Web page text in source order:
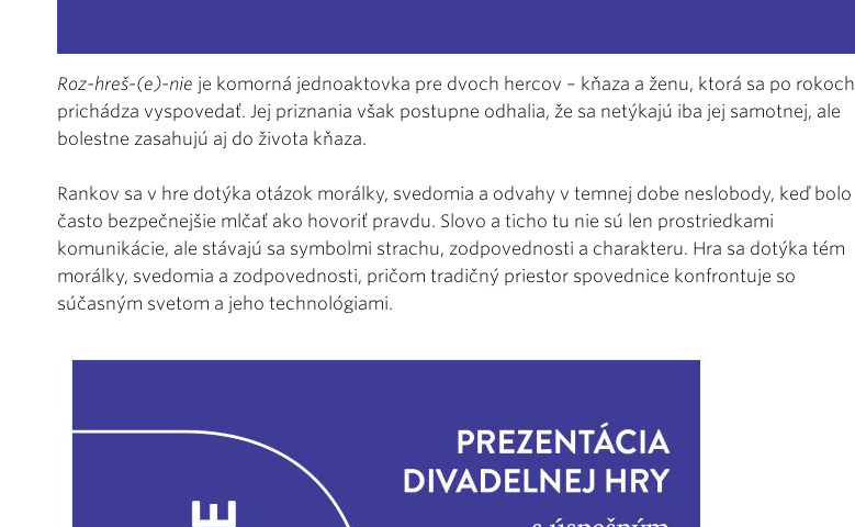
Roz-hreš-(e)-nie je komorná jednoaktovka pre dvoch hercov – kňaza a ženu, ktorá sa po rokoch
prichádza vyspovedať. Jej priznania však postupne odhalia, že sa netýkajú iba jej samotnej, ale
bolestne zasahujú aj do života kňaza.
Rankov sa v hre dotýka otázok morálky, svedomia a odvahy v temnej dobe neslobody, keď bolo
často bezpečnejšie mlčať ako hovoriť pravdu. Slovo a ticho tu nie sú len prostriedkami
komunikácie, ale stávajú sa symbolmi strachu, zodpovednosti a charakteru. Hra sa dotýka tém
morálky, svedomia a zodpovednosti, pričom tradičný priestor spovednice konfrontuje so
súčasným svetom a jeho technológiami.